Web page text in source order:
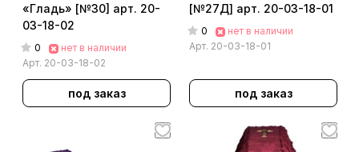
«Гладь» [№30] арт. 20-
03-18-02
0
нет в наличии
Арт. 20-03-18-02
под заказ
[№27Д] арт. 20-03-18-01
0
нет в наличии
Арт. 20-03-18-01
под заказ